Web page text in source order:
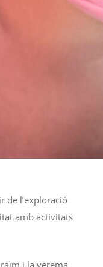
de l’exploració
amb activitats
i la verema